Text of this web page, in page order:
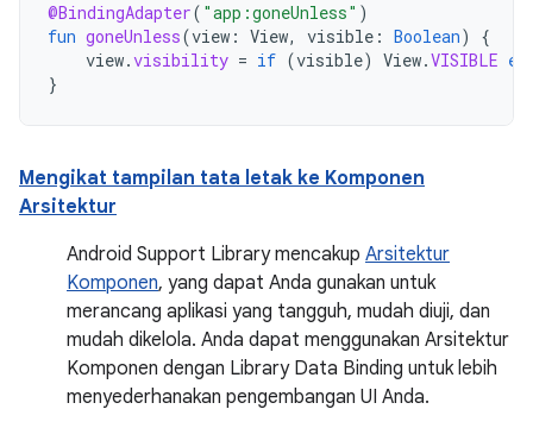
@BindingAdapter( "app:goneUnless" )
fun goneUnless(view : View, visible : Boolean)
{
view.visibility = if (visible) View.VISIBLE
}
Mengikat tampilan tata letak ke Komponen
Arsitektur
Android Support Library mencakup Arsitektur
Komponen, yang dapat Anda gunakan untuk
merancang aplikasi yang tangguh, mudah diuji, dan
mudah dikelola. Anda dapat menggunakan Arsitektur
Komponen dengan Library Data Binding untuk lebih
menyederhanakan pengembangan UI Anda.